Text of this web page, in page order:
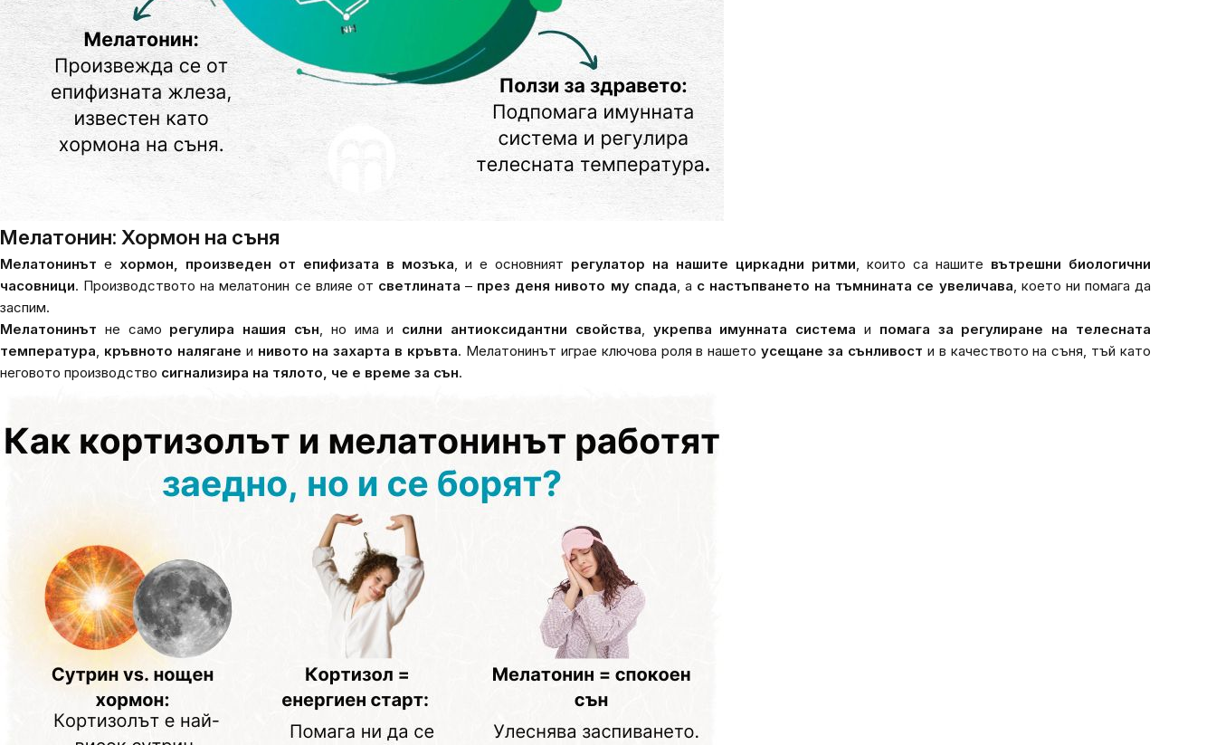
Мелатонин: Хормон на съня
Мелатонинът е хормон, произведен от епифизата в мозъка , и е основният регулатор на нашите циркадни ритми , които са нашите вътрешни биологични
часовници. Производството на мелатонин се влияе от светлината – през деня нивото му спада , а с настъпването на тъмнината се увеличава , което ни помага да
заспим.
Мелатонинът не само регулира нашия сън , но има и силни антиоксидантни свойства укрепва имунната система и помага за регулиране на телесната
температура кръвното налягане и нивото на захарта в кръвта. Мелатонинът играе ключова роля в нашетоусещане за сънливост и в качеството на съня, тъй като
неговото производство сигнализира на тялото, че е време за сън.